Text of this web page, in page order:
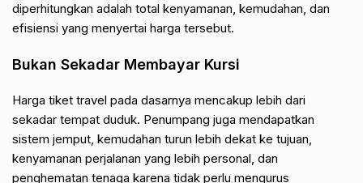
diperhitungkan adalah total kenyamanan, kemudahan, dan
efisiensi yang menyertai harga tersebut.
Bukan Sekadar Membayar Kursi
Harga tiket travel pada dasarnya mencakup lebih dari
sekadar tempat duduk. Penumpang juga mendapatkan
sistem jemput, kemudahan turun lebih dekat ke tujuan,
kenyamanan perjalanan yang lebih personal, dan
penghematan tenaga karena tidak perlu mengurus